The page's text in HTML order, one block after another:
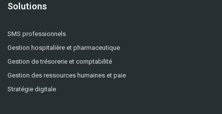
Solutions
SMS professionnels
Gestion hospitalière et pharmaceutique
Gestion de trésorerie et comptabilité
Gestion des ressources humaines et paie
Stratégie digitale